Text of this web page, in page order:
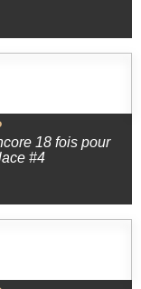
18 fois pour
#4